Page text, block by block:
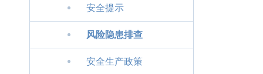
安全提示
风险隐患排查
安全生产政策